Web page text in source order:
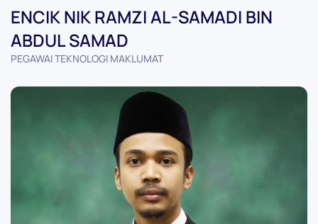
ENCIK NIK RAMZI AL-SAMADI BIN
ABDUL SAMAD
PEGAWAI TEKNOLOGI MAKLUMAT